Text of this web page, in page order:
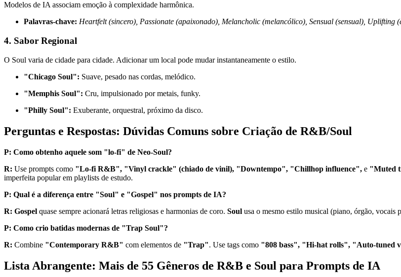
Modelos de IA associam emoção à complexidade harmônica.
Palavras-chave: Heartfelt (sincero), Passionate (apaixonado), Melancholic (melancólico), Sensual (sensual), Uplifting
4. Sabor Regional
O Soul varia de cidade para cidade. Adicionar um local pode mudar instantaneamente o estilo.
"Chicago Soul": Suave, pesado nas cordas, melódico.
"Memphis Soul": Cru, impulsionado por metais, funky.
"Philly Soul": Exuberante, orquestral, próximo da disco.
Perguntas e Respostas: Dúvidas Comuns sobre Criação de R&B/Soul
P: Como obtenho aquele som "lo-fi" de Neo-Soul?
R: Use prompts como "Lo-fi R&B", "Vinyl crackle" (chiado de vinil), "Downtempo", "Chillhop influence", e "Muted
imperfeita popular em playlists de estudo.
P: Qual é a diferença entre "Soul" e "Gospel" nos prompts de IA?
R: Gospel quase sempre acionará letras religiosas e harmonias de coro. Soul usa o mesmo estilo musical (piano, órgão, vocais
P: Como crio batidas modernas de "Trap Soul"?
R: Combine "Contemporary R&B" com elementos de "Trap". Use tags como "808 bass", "Hi-hat rolls", "Auto-tuned
Lista Abrangente: Mais de 55 Gêneros de R&B e Soul para Prompts de IA